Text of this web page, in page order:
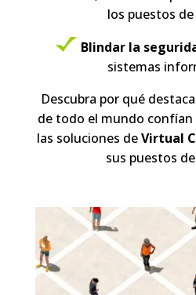
los puestos
Blindar la
sistemas
Descubra por qué
de todo el mundo confían
las soluciones deVirtual
sus puestos